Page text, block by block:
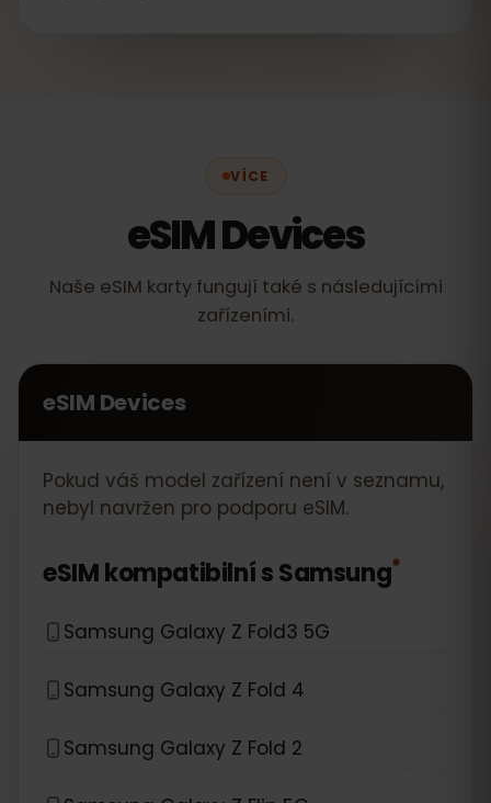
VÍCE
eSIM Devices
Naše eSIM karty fungují také s následujícími
zařízeními.
eSIM Devices
Pokud váš model zařízení není v seznamu,
nebyl navržen pro podporu eSIM.
eSIM kompatibilní sSamsung*
Samsung Galaxy Z Fold3 5G
Samsung Galaxy Z Fold 4
Samsung Galaxy Z Fold 2